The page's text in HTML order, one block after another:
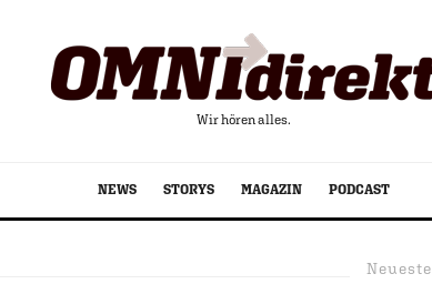
Wir hören alles.
NEWS STORYS MAGAZIN PODCAST
Neueste